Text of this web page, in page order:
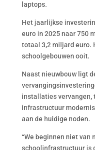
laptops.
Het jaarlijkse
euro in 2025 naar 750
totaal 3,2 miljard euro.
schoolgebouwen ooit.
Naast nieuwbouw ligt
installaties vervangen,
infrastructuur
aan de huidige noden.
“We beginnen niet van
schoolinfrastructuur is